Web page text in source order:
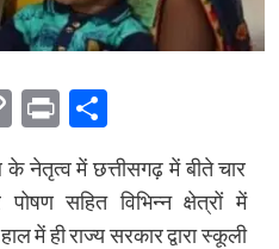
Copy
Link
PrintShare
नेतृत्व में छत्तीसगढ़ में बीते चार
सहित विभिन्न क्षेत्रों में
में ही राज्य सरकार द्वारा स्कूली